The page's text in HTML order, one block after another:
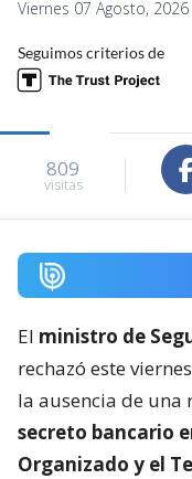
Viernes 07 Agosto,
Seguimos criterios de
809
visitas
El ministro de
rechazó este
la ausencia de una
secreto bancario
Organizado y el